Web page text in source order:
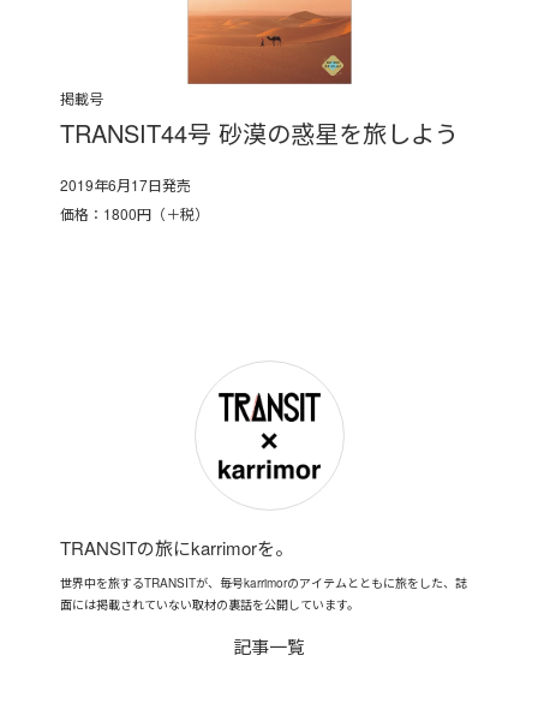
掲載号
TRANSIT44号 砂漠の惑星を旅しよう
2019年6月17日発売
価格：1800円（＋税）
TRANSITの旅にkarrimorを。
世界中を旅するTRANSITが、毎号karrimorのアイテムとともに旅をした、誌
面には掲載されていない取材の裏話を公開しています。
記事一覧